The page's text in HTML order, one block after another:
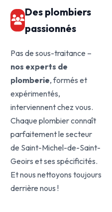
Des plombiers
passionnés
Pas de sous-traitance –
nos experts de
plomberie, formés et
expérimentés,
interviennent chez vous.
Chaque plombier connaît
parfaitement le secteur
de Saint-Michel-de-Saint-
Geoirs et ses spécificités.
Et nous nettoyons toujours
derrière nous !